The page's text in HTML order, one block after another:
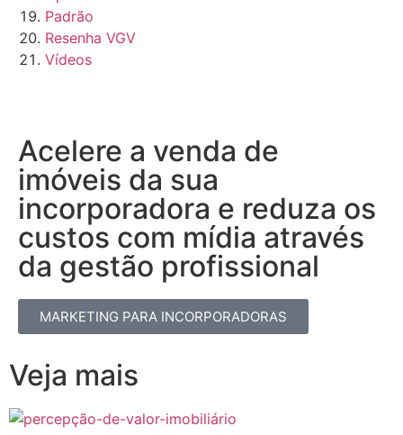
Padrão
Resenha VGV
Vídeos
Acelere a venda de
imóveis da sua
incorporadora e reduza os
custos com mídia através
da gestão profissional​
MARKETING PARA INCORPORADORAS
Veja mais